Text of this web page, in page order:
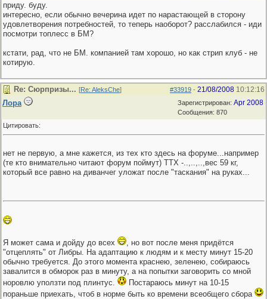
приду. буду.
интересно, если обычно вечерина идет по нарастающей в сторону
удовлетворения потребностей, то теперь наоборот? расслабился - иди
посмотри топлесс в БМ?
кстати, рад, что не БМ. компанией там хорошо, но как стрип клуб - не
котирую.
#33919 - 21/08/2008 10:12:16
Re: Сюрпризы... [Re: AleksChe]
Зарегистрирован: Apr 2008
Сообщения: 870
Лора
Цитировать:
нет не первую, а мне кажется, из тех кто здесь на форуме...например
(те кто внимательно читают форум поймут) ТТХ -..,..,..,вес 59 кг,
который все равно на диванчег уложат после "таскания" на руках...
Я может сама и дойду до всех
, но вот после меня придётся
"отцеплять" от Либры. На адаптацию к людям и к месту минут 15-20
обычно требуется. До этого момента краснею, зеленею, собираюсь
завалится в обморок раз в минуту, а на попытки заговорить со мной
норовлю уползти под плинтус.
Постараюсь минут на 10-15
пораньше приехать, чтоб в норме быть ко времени всеобщего сбора